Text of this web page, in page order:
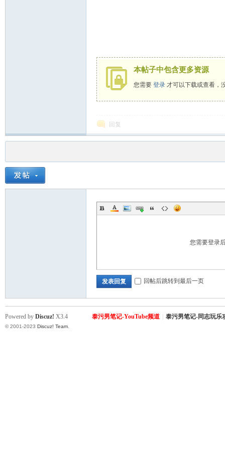
本帖子中包含更多资源
您需要 登录才可以下载或查看，
回复
您需要登录
发表回复 回帖后跳转到最后一页
泰污男笔记-YouTube频道 泰污男笔记-同志玩乐
Powered by Discuz! X3.4
© 2001-2023 Discuz! Team.